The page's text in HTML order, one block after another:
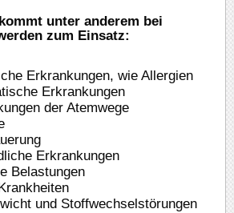
unter anderem bei
zum Einsatz:
Erkrankungen, wie Allergien
Erkrankungen
der Atemwege
Erkrankungen
Belastungen
und Stoffwechselstörungen